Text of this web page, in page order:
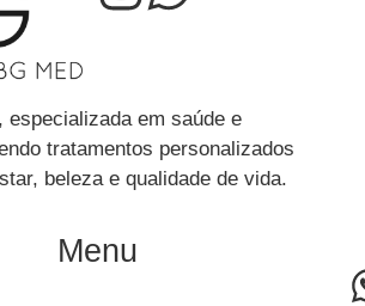
especializada em saúde e
tratamentos personalizados
beleza e qualidade de vida.
Menu